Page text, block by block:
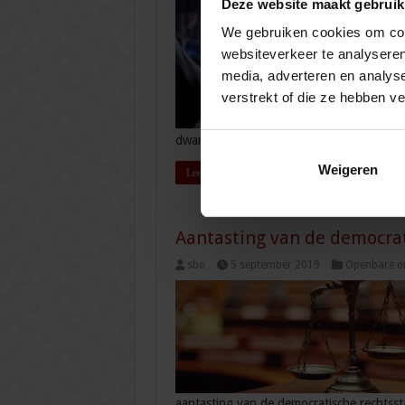
Deze website maakt
We gebruiken cookies om
websiteverkeer te
media, adverteren en
verstrekt of die ze hebben
Weigeren
dwars gezet. Voorzitters van
Lees verder »
Aantasting van de
sbo 5 september 2019 Openbare